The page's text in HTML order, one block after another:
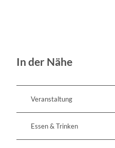
In der Nähe
Veranstaltung
Essen & Trinken